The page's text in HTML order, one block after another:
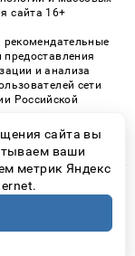
сайта 16+
и анализа
сети
Российской
«СМИ2» (PDF)
защищены
сайта вы
ваши
метрик Яндекс